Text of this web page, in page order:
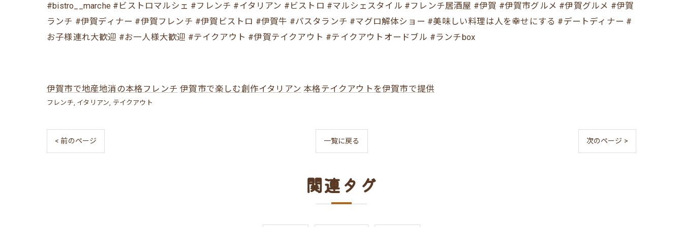
#bistro__marche #ビストロマルシェ #フレンチ #イタリアン #ビストロ #マルシェスタイル #フレンチ居酒屋 #伊賀 #伊賀市グルメ #伊賀グルメ #伊賀
ランチ #伊賀ディナー #伊賀フレンチ #伊賀ビストロ #伊賀牛 #パスタランチ #マグロ解体ショー #美味しい料理は人を幸せにする #デートディナー #
お子様連れ大歓迎 #お一人様大歓迎 #テイクアウト #伊賀テイクアウト #テイクアウトオードブル #ランチbox
伊賀市で地産地消の本格フレンチ 伊賀市で楽しむ創作イタリアン 本格テイクアウトを伊賀市で提供
フレンチ イタリアン テイクアウト
< 前のページ 一覧に戻る 次のページ >
関連タグ